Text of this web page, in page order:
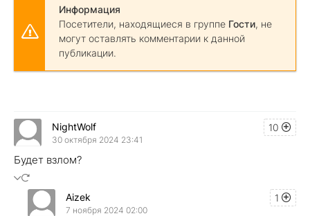
Информация
Посетители, находящиеся в группе Гости, не
могут оставлять комментарии к данной
публикации.
10
NightWolf
30 октября 2024 23:41
Будет взлом?
1
Aizek
7 ноября 2024 02:00